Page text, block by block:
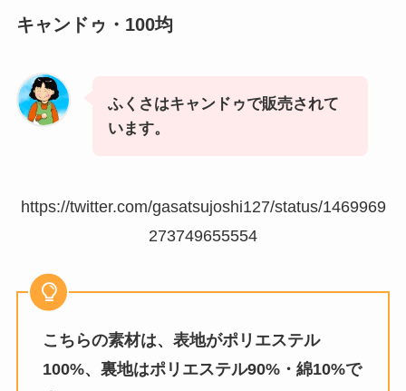
キャンドゥ・100均
ふくさはキャンドゥで販売されて
います。
https://twitter.com/gasatsujoshi127/status/1469969
273749655554
こちらの素材は、表地がポリエステル
100%、裏地はポリエステル90%・綿10%で